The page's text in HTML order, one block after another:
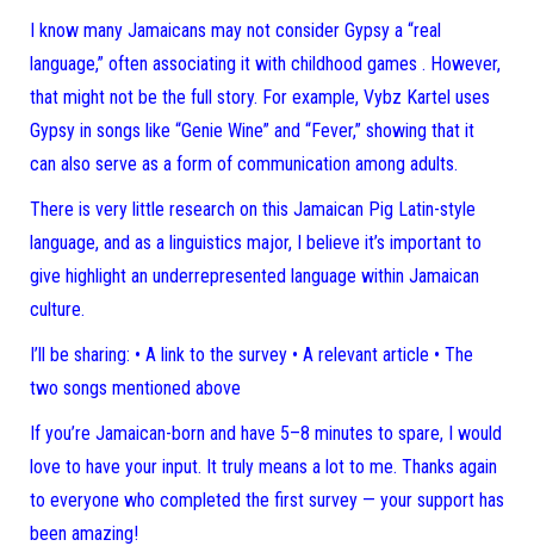
I know many Jamaicans may not consider Gypsy a “real
language,” often associating it with childhood games . However,
that might not be the full story. For example, Vybz Kartel uses
Gypsy in songs like “Genie Wine” and “Fever,” showing that it
can also serve as a form of communication among adults.
There is very little research on this Jamaican Pig Latin-style
language, and as a linguistics major, I believe it’s important to
give highlight an underrepresented language within Jamaican
culture.
I’ll be sharing: • A link to the survey • A relevant article • The
two songs mentioned above
If you’re Jamaican-born and have 5–8 minutes to spare, I would
love to have your input. It truly means a lot to me. Thanks again
to everyone who completed the first survey — your support has
been amazing!